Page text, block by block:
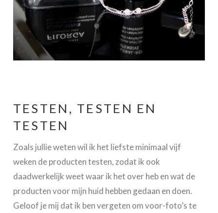
TESTEN, TESTEN EN
TESTEN
Zoals jullie weten wil ik het liefste minimaal vijf
weken de producten testen, zodat ik ook
daadwerkelijk weet waar ik het over heb en wat de
producten voor mijn huid hebben gedaan en doen.
Geloof je mij dat ik ben vergeten om voor-foto’s te